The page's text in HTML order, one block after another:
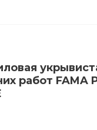
работ FAMA